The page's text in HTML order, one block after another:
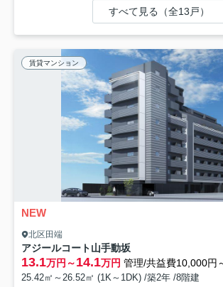
すべて見る（全13戸）
賃貸マンション
NEW
北区田端
アジールコート山手動坂
13.1万円～14.1万円 管理/共益費10,000円
25.42㎡～26.52㎡ (1K～1DK) /築2年 /8階建